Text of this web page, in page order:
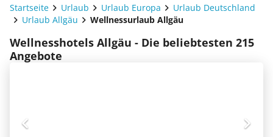
Startseite Urlaub Urlaub Europa
Urlaub Deutschland
Urlaub Allgäu
Wellnessurlaub Allgäu
Wellnesshotels Allgäu - Die beliebtesten 215
Angebote